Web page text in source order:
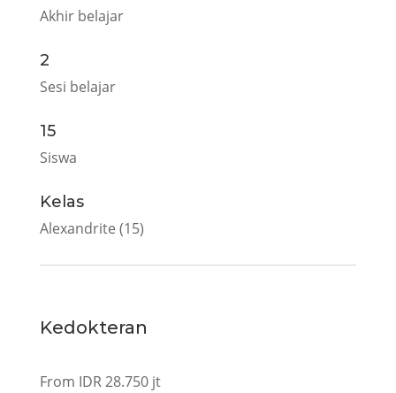
Akhir belajar
2
Sesi belajar
15
Siswa
Kelas
Alexandrite (15)
Kedokteran
From IDR 28.750 jt